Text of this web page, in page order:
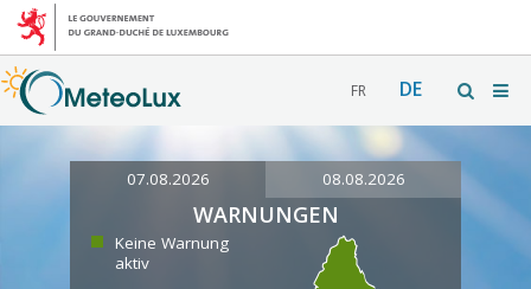
FR DE
07.08.2026 08.08.2026
WARNUNGEN
Keine Warnung
aktiv